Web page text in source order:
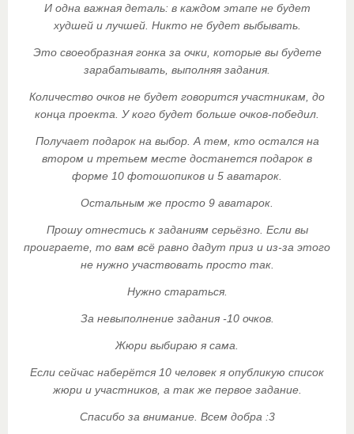
И одна важная деталь: в каждом этапе не будет
худшей и лучшей. Никто не будет выбывать.
Это своеобразная гонка за очки, которые вы будете
зарабатывать, выполняя задания.
Количество очков не будет говорится участникам, до
конца проекта. У кого будет больше очков-победил.
Получает подарок на выбор. А тем, кто остался на
втором и третьем месте достанется подарок в
форме 10 фотошопиков и 5 аватарок.
Остальным же просто 9 аватарок.
Прошу отнестись к заданиям серьёзно. Если вы
проиграете, то вам всё равно дадут приз и из-за этого
не нужно участвовать просто так.
Нужно стараться.
За невыполнение задания -10 очков.
Жюри выбираю я сама.
Если сейчас наберётся 10 человек я опубликую список
жюри и участников, а так же первое задание.
Спасибо за внимание. Всем добра :3